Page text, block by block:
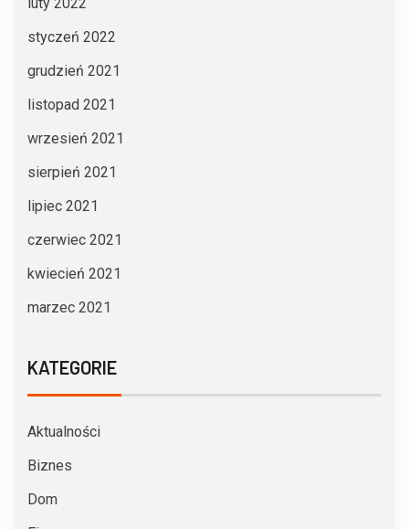
styczeń 2022
grudzień 2021
listopad 2021
wrzesień 2021
sierpień 2021
lipiec 2021
czerwiec 2021
kwiecień 2021
marzec 2021
KATEGORIE
Aktualności
Biznes
Dom